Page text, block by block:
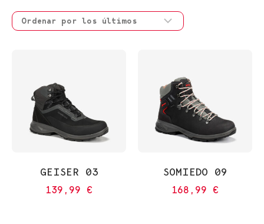
GEISER 03
139,99 €
SOMIEDO 09
168,99 €